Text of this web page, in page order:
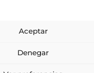
Aceptar
Denegar
APARTMUEBLE, S.L.
Interés legítimo y